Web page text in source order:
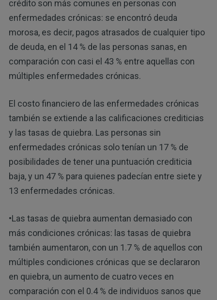
crédito son más comunes en personas con
enfermedades crónicas: se encontró deuda
morosa, es decir, pagos atrasados de cualquier tipo
de deuda, en el 14 % de las personas sanas, en
comparación con casi el 43 % entre aquellas con
múltiples enfermedades crónicas.
El costo financiero de las enfermedades crónicas
también se extiende a las calificaciones crediticias
y las tasas de quiebra. Las personas sin
enfermedades crónicas solo tenían un 17 % de
posibilidades de tener una puntuación crediticia
baja, y un 47 % para quienes padecían entre siete y
13 enfermedades crónicas.
•Las tasas de quiebra aumentan demasiado con
más condiciones crónicas: las tasas de quiebra
también aumentaron, con un 1.7 % de aquellos con
múltiples condiciones crónicas que se declararon
en quiebra, un aumento de cuatro veces en
comparación con el 0.4 % de individuos sanos que